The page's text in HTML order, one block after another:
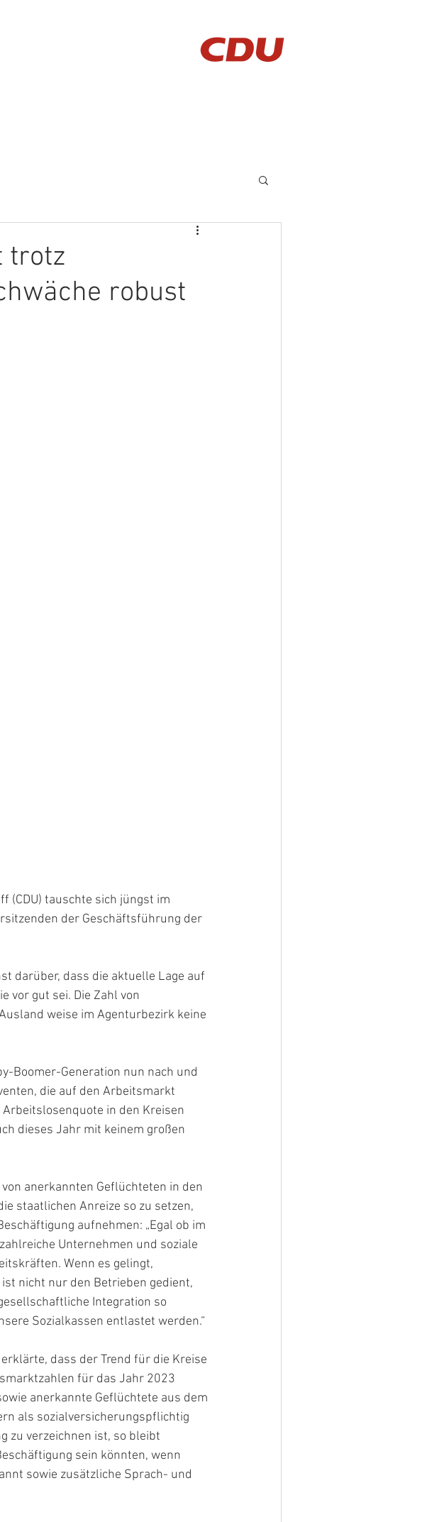
trotz
robust
(CDU) tauschte sich jüngst im
der Geschäftsführung der
darüber, dass die aktuelle Lage auf
vor gut sei. Die Zahl von
weise im Agenturbezirk keine
Boomer-Generation nun nach und
die auf den Arbeitsmarkt
in den Kreisen
dieses Jahr mit keinem großen
anerkannten Geflüchteten in den
staatlichen Anreize so zu setzen,
aufnehmen: „Egal ob im
Unternehmen und soziale
Wenn es gelingt,
nicht nur den Betrieben gedient,
Integration so
Sozialkassen entlastet werden.“
dass der Trend für die Kreise
für das Jahr 2023
anerkannte Geflüchtete aus dem
als sozialversicherungspflichtig
zu verzeichnen ist, so bleibt
sein könnten, wenn
sowie zusätzliche Sprach- und